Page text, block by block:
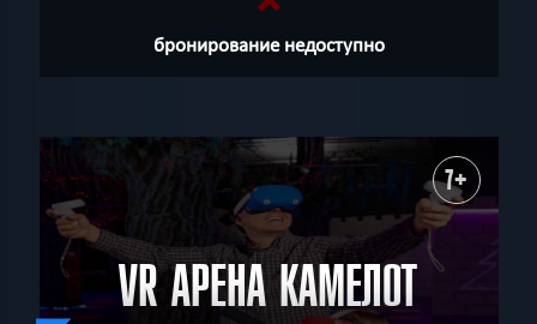
бронирование недоступно
7+
VR АРЕНА КАМЕЛОТ